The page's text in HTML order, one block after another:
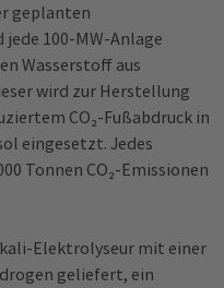
geplanten
100-MW-Anlage
Wasserstoff aus
wird zur Herstellung
CO₂-Fußabdruck in
eingesetzt. Jedes
Tonnen CO₂-Emissionen
Elektrolyseur mit einer
geliefert, ein